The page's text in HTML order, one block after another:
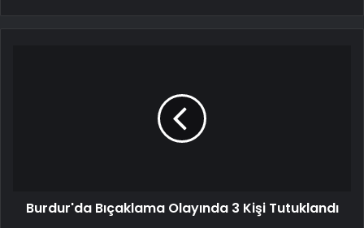
Burdur'da Bıçaklama Olayında 3 Kişi Tutuklandı